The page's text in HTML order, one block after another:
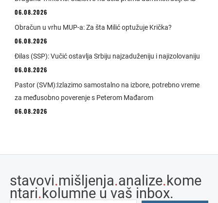
06.08.2026
Obračun u vrhu MUP-a: Za šta Milić optužuje Krička?
06.08.2026
Đilas (SSP): Vučić ostavlja Srbiju najzaduženiju i najizolovaniju
06.08.2026
Pastor (SVM):Izlazimo samostalno na izbore, potrebno vreme
za međusobno poverenje s Peterom Mađarom
06.08.2026
stavovi.mišljenja.analize.kome
ntari.kolumne u vaš inbox.